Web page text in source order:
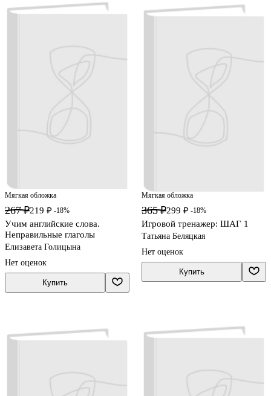
Мягкая обложка
267 ₽219 ₽ -18%
Учим английские слова.
Неправильные глаголы
Елизавета Голицына
Нет оценок
Купить
Мягкая обложка
365 ₽299 ₽ -18%
Игровой тренажер: ШАГ 1
Татьяна Беляцкая
Нет оценок
Купить